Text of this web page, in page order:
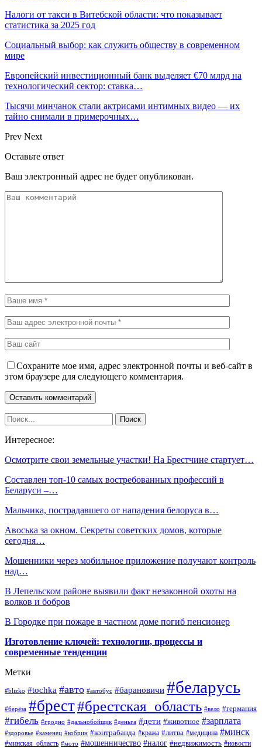
Налоги от такси в Витебской области: что показывает
статистика за 2025 год
Социальный выбор: как служить обществу в современном
мире
Европейский инвестиционный банк выделяет €70 млрд на
технологический сектор: ставка…
Тысячи минчанок стали актрисами интимных видео — их
тайно снимали в примерочных…
Prev Next
Оставьте ответ
Ваш электронный адрес не будет опубликован.
Сохраните мое имя, адрес электронной почты и веб-сайт в
этом браузере для следующего комментария.
Интересное:
Осмотрите свои земельные участки! На Брестчине стартует…
Составлен топ-10 самых востребованных профессий в
Беларуси –…
Мальчика, пострадавшего от нападения белоруса в…
Авоська за окном. Секреты советских домов, которые
сегодня…
Мошенники через мобильное приложение получают контроль
над…
В Лепельском районе выявили факт незаконной охоты на
волков и бобров
В Городке при пожаре в частном доме погиб пенсионер
Изготовление ключей: технологии, процессы и
современные тенденции
Метки
#blizko #tochka #авто #автобус #барановичи #беларусь
#берёза #брест#брестская_область #вело #германия
#гибель #гродно #дальнобойщик #деньга #дети #животное #зарплата
#здоровье #каменец #кобрин #контрабанда #кража #литва #медицина #минск
#минская_область #мото #мошенничество #налог #недвижимость #новости